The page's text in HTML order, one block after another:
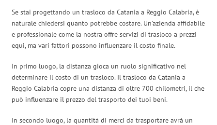
Se stai progettando un trasloco da Catania a Reggio Calabria, è
naturale chiedersi quanto potrebbe costare. Un’azienda affidabile
e professionale come la nostra offre servizi di trasloco a prezzi
equi, ma vari fattori possono influenzare il costo finale.
In primo luogo, la distanza gioca un ruolo significativo nel
determinare il costo di un trasloco. Il trasloco da Catania a
Reggio Calabria copre una distanza di oltre 700 chilometri, il che
può influenzare il prezzo del trasporto dei tuoi beni.
In secondo luogo, la quantità di merci da trasportare avrà un